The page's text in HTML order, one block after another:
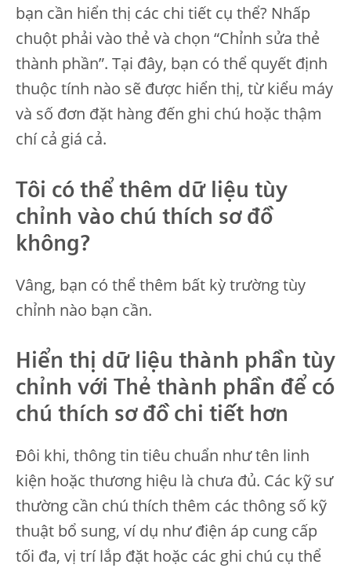
bạn cần hiển thị các chi tiết cụ thể? Nhấp
chuột phải vào thẻ và chọn “Chỉnh sửa thẻ
thành phần”. Tại đây, bạn có thể quyết định
thuộc tính nào sẽ được hiển thị, từ kiểu máy
và số đơn đặt hàng đến ghi chú hoặc thậm
chí cả giá cả.
Tôi có thể thêm dữ liệu tùy
chỉnh vào chú thích sơ đồ
không?
Vâng, bạn có thể thêm bất kỳ trường tùy
chỉnh nào bạn cần.
Hiển thị dữ liệu thành phần tùy
chỉnh với Thẻ thành phần để có
chú thích sơ đồ chi tiết hơn
Đôi khi, thông tin tiêu chuẩn như tên linh
kiện hoặc thương hiệu là chưa đủ. Các kỹ sư
thường cần chú thích thêm các thông số kỹ
thuật bổ sung, ví dụ như điện áp cung cấp
tối đa, vị trí lắp đặt hoặc các ghi chú cụ thể